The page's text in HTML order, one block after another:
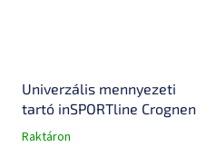
Univerzális mennyezeti
tartó inSPORTline Crognen
A
Raktáron